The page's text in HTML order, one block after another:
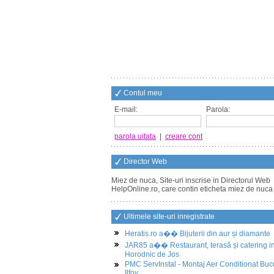
Contul meu
E-mail:
Parola:
parola uitata creare cont
Director Web
Miez de nuca, Site-uri inscrise in Directorul Web
HelpOnline.ro, care contin eticheta miez de nuca
Ultimele site-uri inregistrate
Heratis.ro a�� Bijuterii din aur și diamante
JAR85 a�� Restaurant, terasă și catering in
Horodnic de Jos
PMC ServInstal - Montaj Aer Conditionat